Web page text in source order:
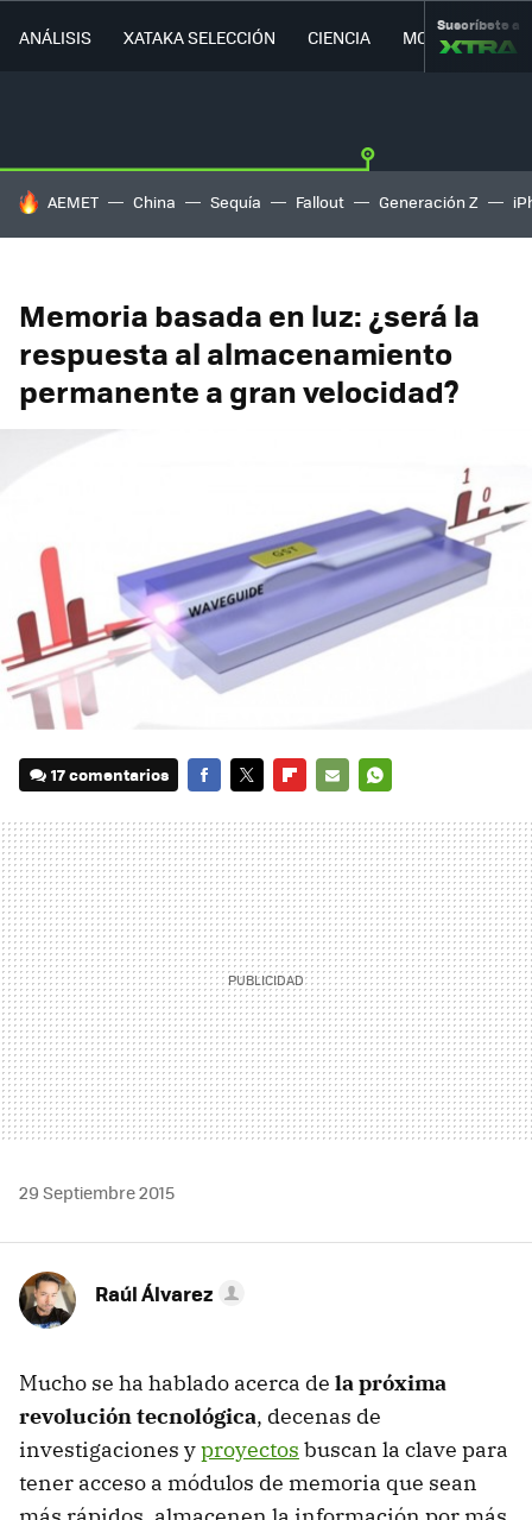
ANÁLISIS XATAKA SELECCIÓN CIENCIA MOVILIDAD
Suscríbete a
HOY SE HABLA DE
AEMET China Sequía Fallout Generación Z
Memoria basada en luz: ¿será la
respuesta al almacenamiento
permanente a gran velocidad?
17 comentarios
MAIL
29 Septiembre 2015
Raúl Álvarez
Mucho se ha hablado acerca de la próxima
revolución tecnológica, decenas de
investigaciones yproyectos buscan la clave para
tener acceso a módulos de memoria que sean